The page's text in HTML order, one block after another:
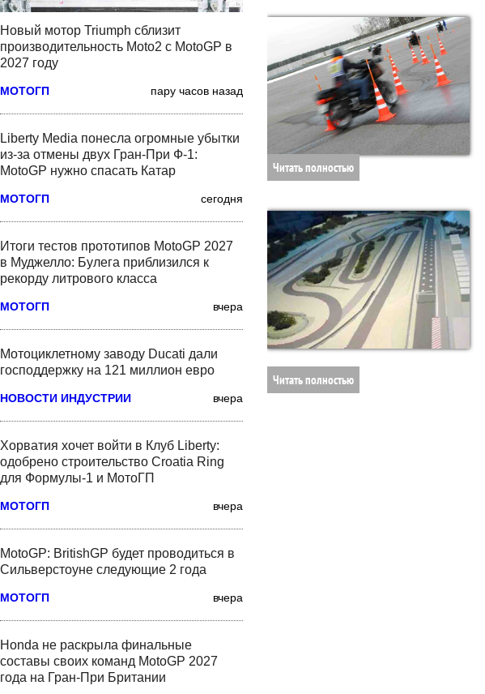
Новый мотор Triumph сблизит
производительность Moto2 с MotoGP в
2027 году
МОТОГП пару часов назад
Liberty Media понесла огромные убытки
из-за отмены двух Гран-При Ф-1:
MotoGP нужно спасать Катар
МОТОГП сегодня
Итоги тестов прототипов MotoGP 2027
в Муджелло: Булега приблизился к
рекорду литрового класса
МОТОГП вчера
Мотоциклетному заводу Ducati дали
господдержку на 121 миллион евро
НОВОСТИ ИНДУСТРИИ вчера
Хорватия хочет войти в Клуб Liberty:
одобрено строительство Croatia Ring
для Формулы-1 и МотоГП
МОТОГП вчера
MotoGP: BritishGP будет проводиться в
Сильверстоуне следующие 2 года
МОТОГП вчера
Honda не раскрыла финальные
составы своих команд MotoGP 2027
года на Гран-При Британии
Читать полностью
Читать полностью